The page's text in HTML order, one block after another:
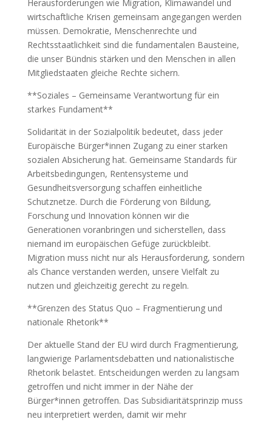
Herausforderungen wie Migration, Klimawandel und
wirtschaftliche Krisen gemeinsam angegangen werden
müssen. Demokratie, Menschenrechte und
Rechtsstaatlichkeit sind die fundamentalen Bausteine,
die unser Bündnis stärken und den Menschen in allen
Mitgliedstaaten gleiche Rechte sichern.
**Soziales – Gemeinsame Verantwortung für ein
starkes Fundament**
Solidarität in der Sozialpolitik bedeutet, dass jeder
Europäische Bürger*innen Zugang zu einer starken
sozialen Absicherung hat. Gemeinsame Standards für
Arbeitsbedingungen, Rentensysteme und
Gesundheitsversorgung schaffen einheitliche
Schutznetze. Durch die Förderung von Bildung,
Forschung und Innovation können wir die
Generationen voranbringen und sicherstellen, dass
niemand im europäischen Gefüge zurückbleibt.
Migration muss nicht nur als Herausforderung, sondern
als Chance verstanden werden, unsere Vielfalt zu
nutzen und gleichzeitig gerecht zu regeln.
**Grenzen des Status Quo – Fragmentierung und
nationale Rhetorik**
Der aktuelle Stand der EU wird durch Fragmentierung,
langwierige Parlamentsdebatten und nationalistische
Rhetorik belastet. Entscheidungen werden zu langsam
getroffen und nicht immer in der Nähe der
Bürger*innen getroffen. Das Subsidiaritätsprinzip muss
neu interpretiert werden, damit wir mehr